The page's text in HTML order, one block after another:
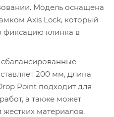
Модель оснащена
Axis Lock, который
фиксацию клинка в
200 мм, длина
Point подходит для
а также может
жестких материалов.